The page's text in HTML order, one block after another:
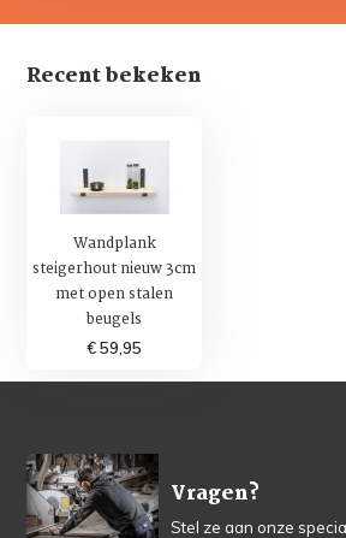
Recent bekeken
Wandplank
steigerhout nieuw 3cm
met open stalen
beugels
€ 59,95
Vragen?
Stel ze aan onze